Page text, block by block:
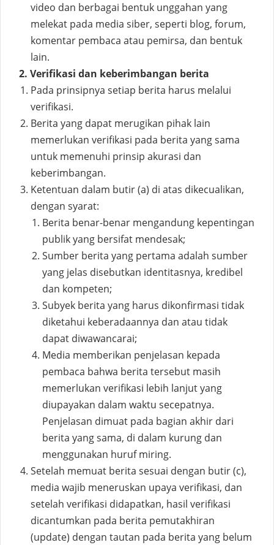
video dan berbagai bentuk unggahan yang
melekat pada media siber, seperti blog, forum,
komentar pembaca atau pemirsa, dan bentuk
lain.
2. Verifikasi dan keberimbangan berita
Pada prinsipnya setiap berita harus melalui
verifikasi.
Berita yang dapat merugikan pihak lain
memerlukan verifikasi pada berita yang sama
untuk memenuhi prinsip akurasi dan
keberimbangan.
Ketentuan dalam butir (a) di atas dikecualikan,
dengan syarat:
Berita benar-benar mengandung kepentingan
publik yang bersifat mendesak;
Sumber berita yang pertama adalah sumber
yang jelas disebutkan identitasnya, kredibel
dan kompeten;
Subyek berita yang harus dikonfirmasi tidak
diketahui keberadaannya dan atau tidak
dapat diwawancarai;
Media memberikan penjelasan kepada
pembaca bahwa berita tersebut masih
memerlukan verifikasi lebih lanjut yang
diupayakan dalam waktu secepatnya.
Penjelasan dimuat pada bagian akhir dari
berita yang sama, di dalam kurung dan
menggunakan huruf miring.
Setelah memuat berita sesuai dengan butir (c),
media wajib meneruskan upaya verifikasi, dan
setelah verifikasi didapatkan, hasil verifikasi
dicantumkan pada berita pemutakhiran
(update) dengan tautan pada berita yang belum